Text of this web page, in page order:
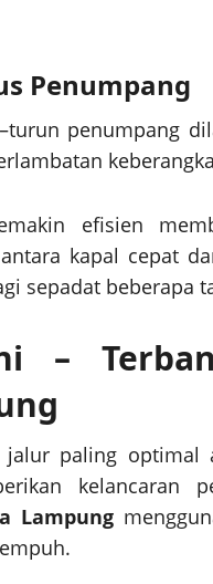
Penumpang
penumpang
efisien
kapal cepat
sepadat beberapa
–
jalur paling optimal
kelancaran
Lampung